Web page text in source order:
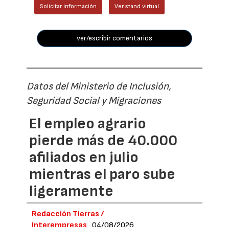
Solicitar información Ver stand virtual
ver/escribir comentarios
Datos del Ministerio de Inclusión,
Seguridad Social y Migraciones
El empleo agrario
pierde más de 40.000
afiliados en julio
mientras el paro sube
ligeramente
Redacción Tierras /
Interempresas
04/08/2026